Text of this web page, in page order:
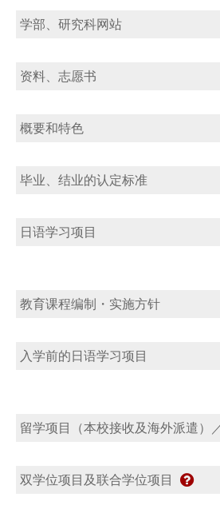
学部、研究科网站
资料、志愿书
概要和特色
毕业、结业的认定标准
日语学习项目
教育课程编制・实施方针
入学前的日语学习项目
留学项目（本校接收及海外派遣）
双学位项目及联合学位项目